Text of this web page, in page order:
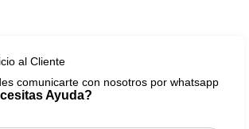
al Cliente
comunicarte con nosotros por whatsapp
Ayuda?